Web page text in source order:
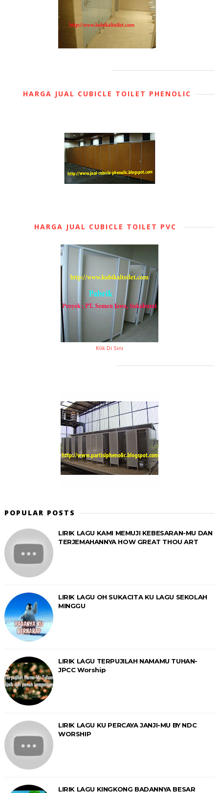
HARGA JUAL CUBICLE TOILET PHENOLIC
HARGA JUAL CUBICLE TOILET PVC
Klik Di Sini
POPULAR POSTS
LIRIK LAGU KAMI MEMUJI KEBESARAN-MU DAN
TERJEMAHANNYA HOW GREAT THOU ART
LIRIK LAGU OH SUKACITA KU LAGU SEKOLAH
MINGGU
LIRIK LAGU TERPUJILAH NAMAMU TUHAN-
JPCC Worship
LIRIK LAGU KU PERCAYA JANJI-MU BY NDC
WORSHIP
LIRIK LAGU KINGKONG BADANNYA BESAR